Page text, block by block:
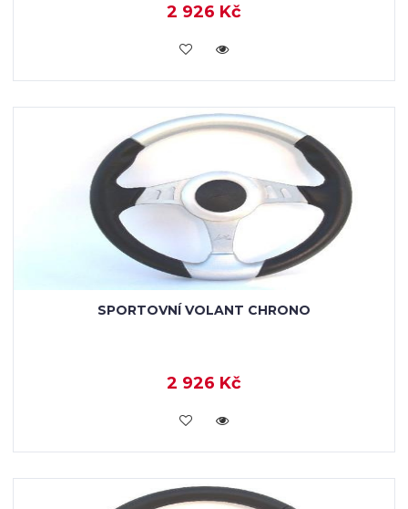
2 926 Kč
VLOŽIT DO KOŠÍKU
SPORTOVNÍ VOLANT CHRONO
2 926 Kč
VLOŽIT DO KOŠÍKU